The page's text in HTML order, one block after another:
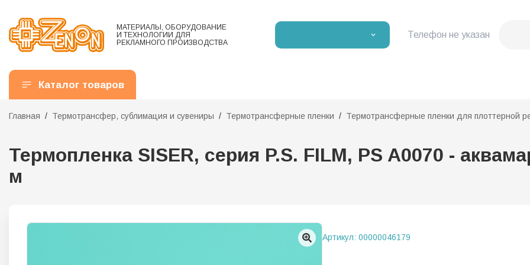
МАТЕРИАЛЫ, ОБОРУДОВАНИЕ
И ТЕХНОЛОГИИ ДЛЯ
РЕКЛАМНОГО ПРОИЗВОДСТВА
Телефон не указан
Каталог товаров
Главная Термотрансфер, сублимация и сувениры Термотрансферные пленки Термотрансферные пленки для плоттерной
Термопленка SISER, серия P.S. FILM, PS A0070 -
м
Артикул: 00000046179